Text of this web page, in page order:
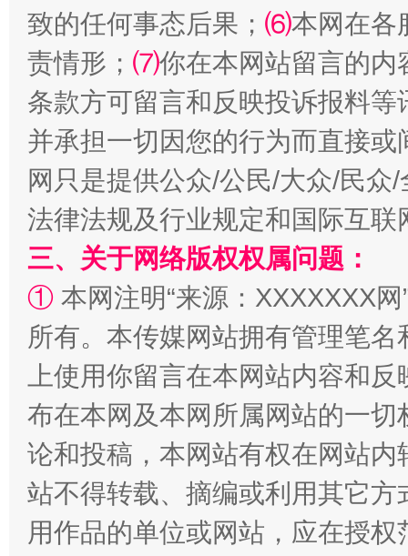
全民健身五年计划来了！等你上场
阿坝州三大球赛在茂县开幕 规模
致的任何事态后果； ⑹本网在各
责情形； ⑺你在本网站留言的内
条款方可留言和反映投诉报料
并承担一切因您的行为而直接
网只是提供公众/公民/大众/民
法律法规及行业规定和国际互
三、关于网络版权权属问题：
① 本网注明“来源：XXXXXXX
所有。本传媒网站拥有管理笔
上使用你留言在本网站内容和
布在本网及本网所属网站的一
论和投稿，本网站有权在网站
站不得转载、摘编或利用其它
用作品的单位或网站，应在授